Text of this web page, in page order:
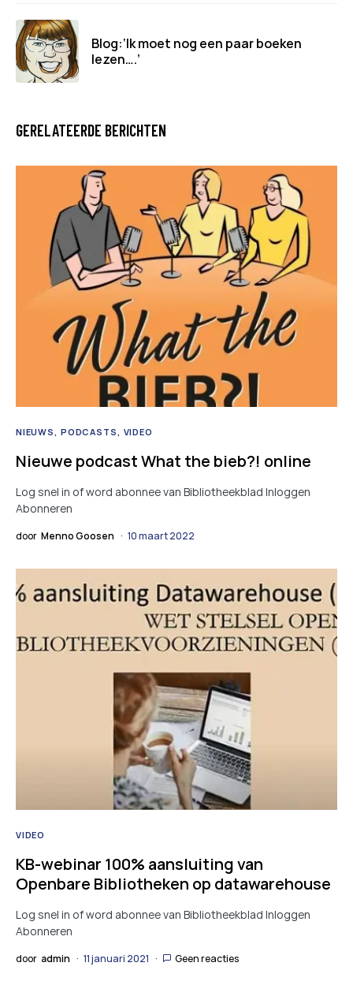
Blog:‘Ik moet nog een paar boeken
lezen….’
GERELATEERDE BERICHTEN
NIEUWS PODCASTS VIDEO
Nieuwe podcast What the bieb?! online
Log snel in of word abonnee van Bibliotheekblad Inloggen
Abonneren
door Menno Goosen 10 maart 2022
VIDEO
KB-webinar 100% aansluiting van
Openbare Bibliotheken op datawarehouse
Log snel in of word abonnee van Bibliotheekblad Inloggen
Abonneren
door admin 11 januari 2021 Geen reacties